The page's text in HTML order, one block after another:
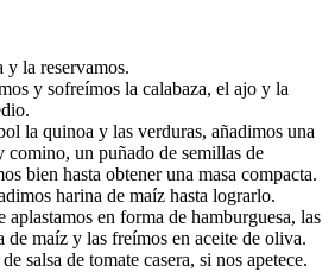
y la reservamos.
y sofreímos la calabaza, el ajo y la
la quinoa y las verduras, añadimos una
comino, un puñado de semillas de
bien hasta obtener una masa compacta.
harina de maíz hasta lograrlo.
aplastamos en forma de hamburguesa, las
de maíz y las freímos en aceite de oliva.
salsa de tomate casera, si nos apetece.